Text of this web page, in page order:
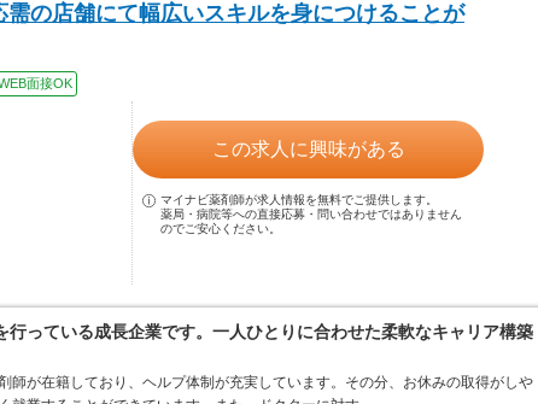
需の店舗にて幅広いスキルを身につけることが
面接OK
この求人に興味がある
マイナビ薬剤師が求人情報を無料でご提供します。
薬局・病院等への直接応募・問い合わせではありません
のでご安心ください。
行っている成長企業です。一人ひとりに合わせた柔軟なキャリア構築
師が在籍しており、ヘルプ体制が充実しています。その分、お休みの取得がしや